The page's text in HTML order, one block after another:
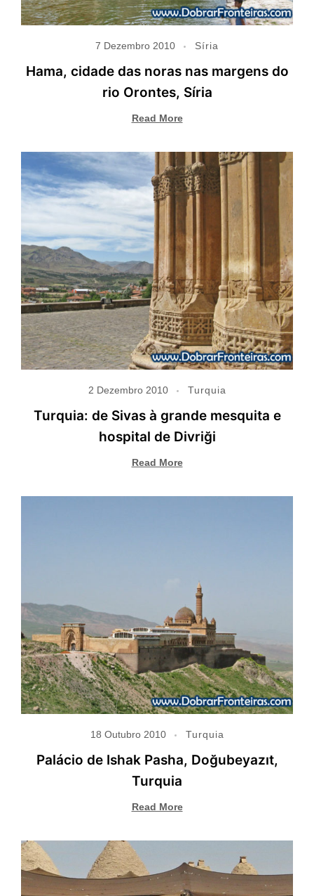
7 Dezembro 2010 Síria
Hama, cidade das noras nas margens do
rio Orontes, Síria
Read More
2 Dezembro 2010 Turquia
Turquia: de Sivas à grande mesquita e
hospital de Divriği
Read More
18 Outubro 2010 Turquia
Palácio de Ishak Pasha, Doğubeyazıt,
Turquia
Read More